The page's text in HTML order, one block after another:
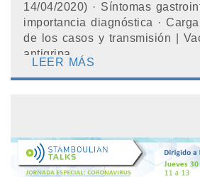
14/04/2020) · Síntomas
importancia diagnóstica ·
de los casos y transmisión |
antigripa...
LEER MÁS